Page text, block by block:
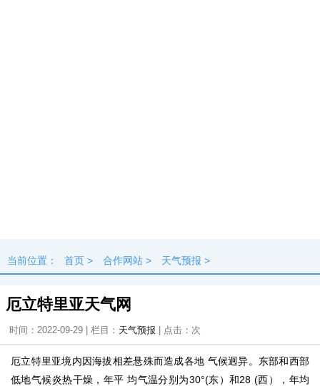
当前位置： 首页 > 合作网站 > 天气预报 >
厄立特里亚天气网
时间：2022-09-29 | 栏目： 天气预报 | 点击： 次
厄立特里亚境内因海拔相差悬殊而造成各地 气候迥异。东部和西部
低地气候炎热干燥，年平 均气温分别为30°(东）和28 (西），年均